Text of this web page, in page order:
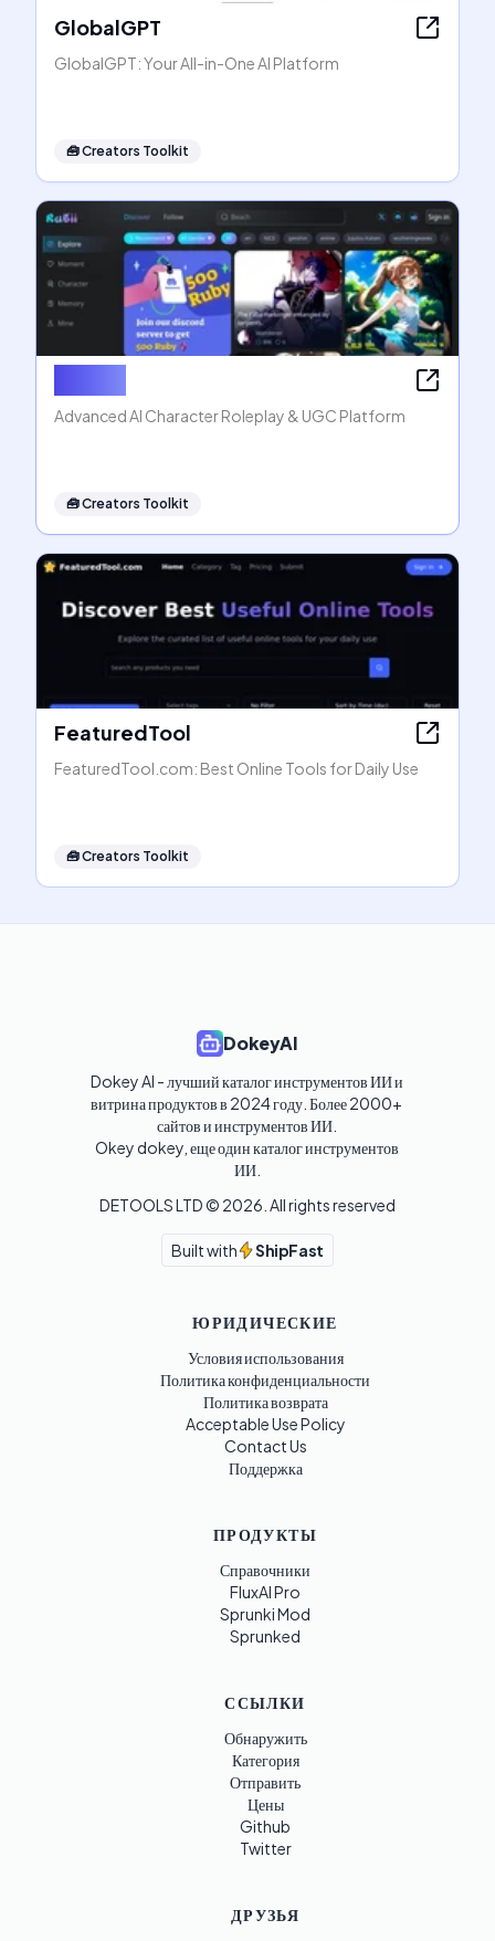
GlobalGPT
GlobalGPT: Your All-in-One AI Platform
🧰Creators Toolkit
Advanced AI Character Roleplay & UGC Platform
🧰Creators Toolkit
FeaturedTool
FeaturedTool.com: Best Online Tools for Daily Use
🧰Creators Toolkit
DokeyAI
Dokey AI - лучший каталог инструментов ИИ и
витрина продуктов в 2024 году. Более 2000+
сайтов и инструментов ИИ.
Okey dokey, еще один каталог инструментов
ИИ.
DETOOLS LTD © 2026 . All rights reserved
Built with ShipFast
ЮРИДИЧЕСКИЕ
Условия использования
Политика конфиденциальности
Политика возврата
Acceptable Use Policy
Contact Us
Поддержка
ПРОДУКТЫ
Справочники
FluxAI Pro
Sprunki Mod
Sprunked
ССЫЛКИ
Обнаружить
Категория
Отправить
Цены
Github
Twitter
ДРУЗЬЯ